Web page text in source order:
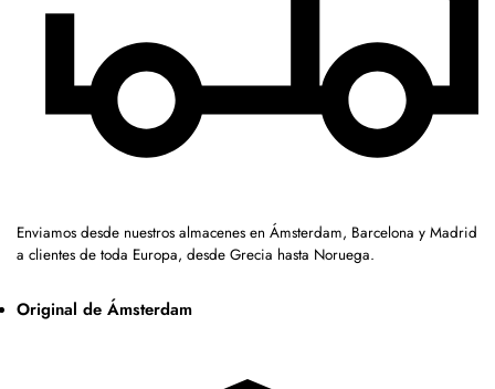
Enviamos desde nuestros almacenes en Ámsterdam, Barcelona y Madrid
a clientes de toda Europa, desde Grecia hasta Noruega.
Original de Ámsterdam